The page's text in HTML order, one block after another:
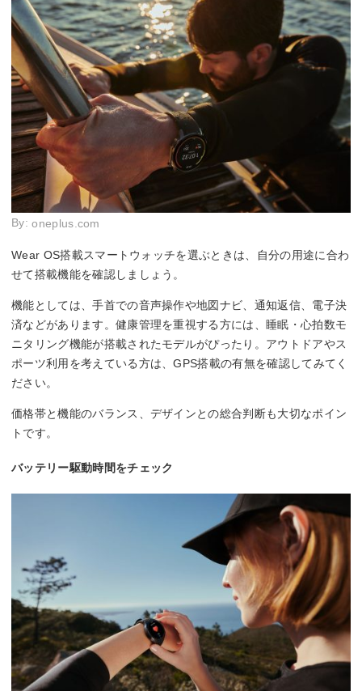
By:oneplus.com
Wear OS搭載スマートウォッチを選ぶときは、自分の用途に合わ
せて搭載機能を確認しましょう。
機能としては、手首での音声操作や地図ナビ、通知返信、電子決
済などがあります。健康管理を重視する方には、睡眠・心拍数モ
ニタリング機能が搭載されたモデルがぴったり。アウトドアやス
ポーツ利用を考えている方は、GPS搭載の有無を確認してみてく
ださい。
価格帯と機能のバランス、デザインとの総合判断も大切なポイン
トです。
バッテリー駆動時間をチェック